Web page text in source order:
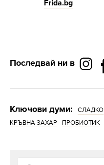
Frida.bg
Последвай ни в
Ключови думи: СЛАДКО
КРЪВНА ЗАХАР
ПРОБИОТИК